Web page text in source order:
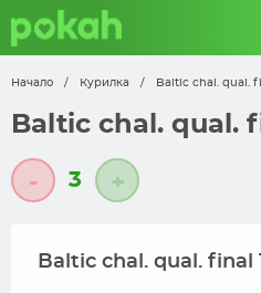
Начало / Курилка / Baltic chal. qual.
Baltic chal. qual.
- 3 +
Baltic chal. qual. final